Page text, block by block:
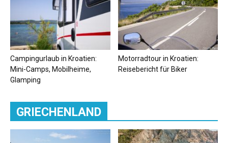
Campingurlaub in Kroatien:
Mini-Camps, Mobilheime,
Glamping
Motorradtour in Kroatien:
Reisebericht für Biker
GRIECHENLAND